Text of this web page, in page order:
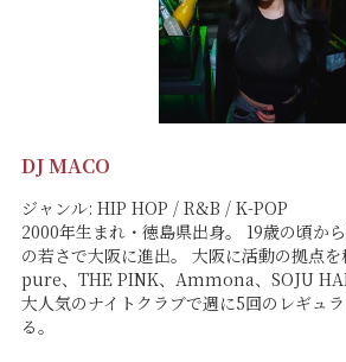
DJ MACO
ジャンル: HIP HOP / R&B / K-POP
2000年生まれ・徳島県出身。 19歳の頃か
の若さで大阪に進出。 大阪に活動の拠点を
pure、THE PINK、Ammona、SOJU
大人気のナイトクラブで週に5回のレギュ
る。